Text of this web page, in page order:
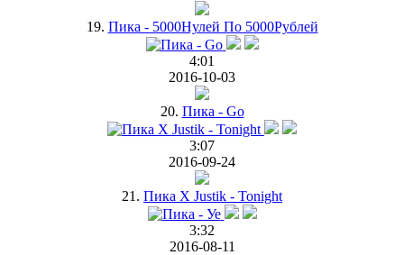
19. Пика - 5000Нулей По 5000Рублей
4:01
2016-10-03
20. Пика - Go
3:07
2016-09-24
21. Пика X Justik - Tonight
3:32
2016-08-11